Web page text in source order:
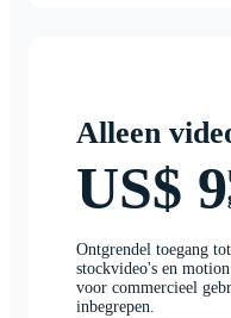
Alleen
US$ 9
Ontgrendel toegang
stockvideo's en
voor commercieel
inbegrepen.